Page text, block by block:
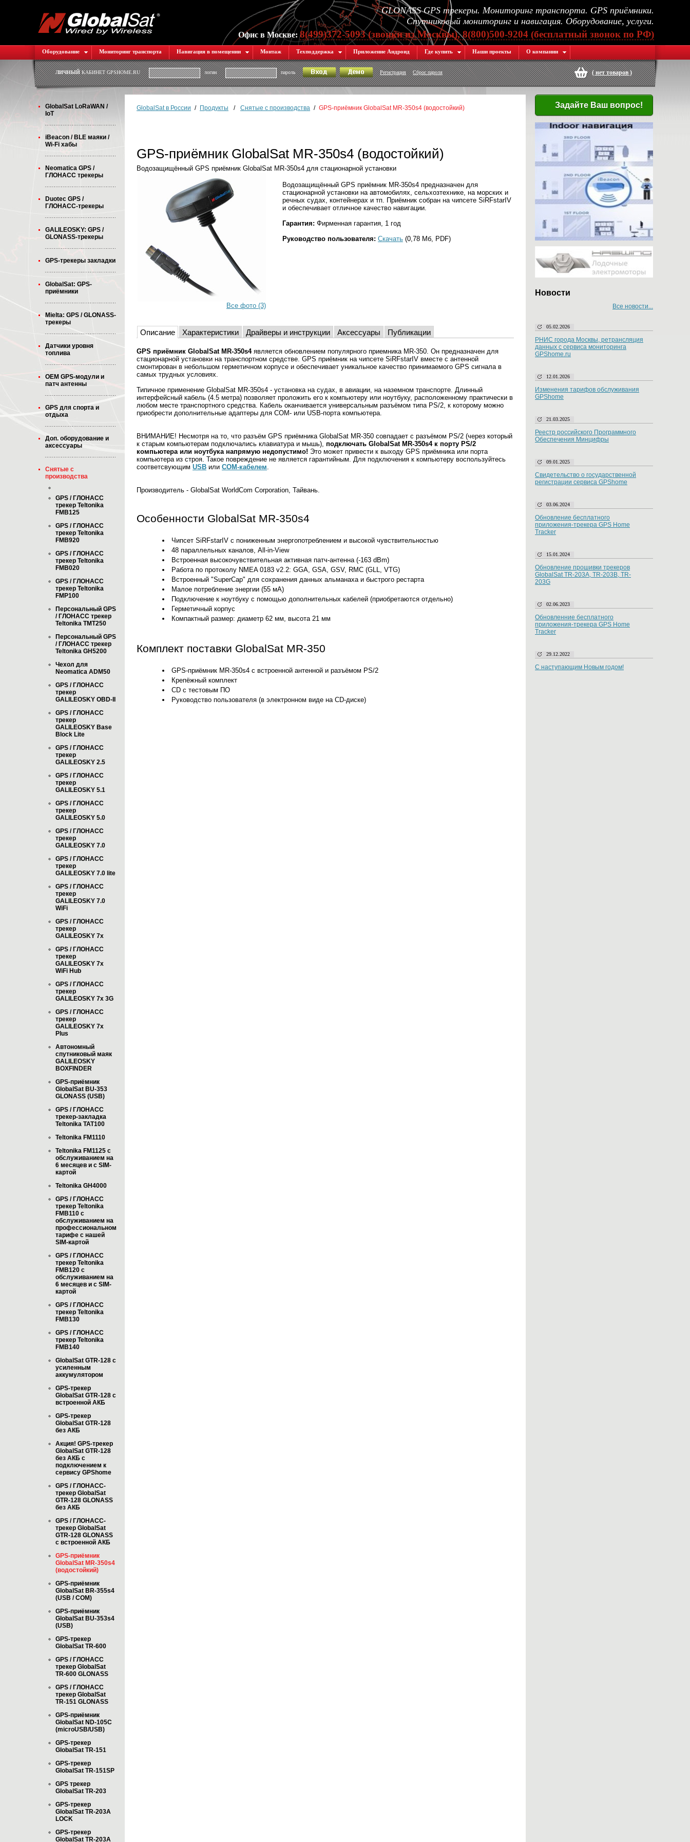
GLONASS GPS трекеры. Мониторинг транспорта. GPS приёмники.
Спутниковый мониторинг и навигация. Оборудование, услуги.
Офис в Москве:8(499)372-5093 (звонки из Москвы), 8(800)500-9204 (бесплатный звонок по РФ)
Оборудование Мониторинг транспорта Навигация в помещении Монтаж Техподдержка Приложение Андроид Где купить Наши проекты О компании
ЛИЧНЫЙКАБИНЕТ GPSHOME.RU логин пароль Регистрация Сброс пароля (нет товаров)
GlobalSat LoRaWAN /
IoT
iBeacon / BLE маяки /
Wi-Fi хабы
Neomatica GPS /
ГЛОНАСС трекеры
Duotec GPS /
ГЛОНАСС-трекеры
GALILEOSKY: GPS /
GLONASS-трекеры
GPS-трекеры закладки
GlobalSat: GPS-
приёмники
Mielta: GPS / GLONASS-
трекеры
Датчики уровня
топлива
OEM GPS-модули и
патч антенны
GPS для спорта и
отдыха
Доп. оборудование и
аксессуары
Снятые с
производства
GPS / ГЛОНАСС
трекер Teltonika
FMB125
GPS / ГЛОНАСС
трекер Teltonika
FMB920
GPS / ГЛОНАСС
трекер Teltonika
FMB020
GPS / ГЛОНАСС
трекер Teltonika
FMP100
Персональный GPS
/ ГЛОНАСС трекер
Teltonika TMT250
Персональный GPS
/ ГЛОНАСС трекер
Teltonika GH5200
Чехол для
Neomatica ADM50
GPS / ГЛОНАСС
трекер
GALILEOSKY OBD-II
GPS / ГЛОНАСС
трекер
GALILEOSKY Base
Block Lite
GPS / ГЛОНАСС
трекер
GALILEOSKY 2.5
GPS / ГЛОНАСС
трекер
GALILEOSKY 5.1
GPS / ГЛОНАСС
трекер
GALILEOSKY 5.0
GPS / ГЛОНАСС
трекер
GALILEOSKY 7.0
GPS / ГЛОНАСС
трекер
GALILEOSKY 7.0 lite
GPS / ГЛОНАСС
трекер
GALILEOSKY 7.0
WiFi
GPS / ГЛОНАСС
трекер
GALILEOSKY 7x
GPS / ГЛОНАСС
трекер
GALILEOSKY 7x
WiFi Hub
GPS / ГЛОНАСС
трекер
GALILEOSKY 7x 3G
GPS / ГЛОНАСС
трекер
GALILEOSKY 7x
Plus
Автономный
спутниковый маяк
GALILEOSKY
BOXFINDER
GPS-приёмник
GlobalSat BU-353
GLONASS (USB)
GPS / ГЛОНАСС
трекер-закладка
Teltonika TAT100
Teltonika FM1110
Teltonika FM1125 с
обслуживанием на
6 месяцев и с SIM-
картой
Teltonika GH4000
GPS / ГЛОНАСС
трекер Teltonika
FMB110 с
обслуживанием на
профессиональном
тарифе с нашей
SIM-картой
GPS / ГЛОНАСС
трекер Teltonika
FMB120 с
обслуживанием на
6 месяцев и с SIM-
картой
GPS / ГЛОНАСС
трекер Teltonika
FMB130
GPS / ГЛОНАСС
трекер Teltonika
FMB140
GlobalSat GTR-128 с
усиленным
аккумулятором
GPS-трекер
GlobalSat GTR-128 с
встроенной АКБ
GPS-трекер
GlobalSat GTR-128
без АКБ
Акция! GPS-трекер
GlobalSat GTR-128
без АКБ с
подключением к
сервису GPShome
GPS / ГЛОНАСС-
трекер GlobalSat
GTR-128 GLONASS
без АКБ
GPS / ГЛОНАСС-
трекер GlobalSat
GTR-128 GLONASS
с встроенной АКБ
GPS-приёмник
GlobalSat MR-350s4
(водостойкий)
GPS-приёмник
GlobalSat BR-355s4
(USB / COM)
GPS-приёмник
GlobalSat BU-353s4
(USB)
GPS-трекер
GlobalSat TR-600
GPS / ГЛОНАСС
трекер GlobalSat
TR-600 GLONASS
GPS / ГЛОНАСС
трекер GlobalSat
TR-151 GLONASS
GPS-приёмник
GlobalSat ND-105C
(microUSB/USB)
GPS-трекер
GlobalSat TR-151
GPS-трекер
GlobalSat TR-151SP
GPS трекер
GlobalSat TR-203
GPS-трекер
GlobalSat TR-203А
LOCK
GPS-трекер
GlobalSat TR-203А
GlobalSat в России / Продукты / Снятые с производства / GPS-приёмник GlobalSat MR-350s4 (водостойкий)
GPS-приёмник GlobalSat MR-350s4 (водостойкий)
Водозащищённый GPS приёмник GlobalSat MR-350s4 для стационарной установки
Все фото (3)
Водозащищённый GPS приёмник MR-350s4 предназначен для
стационарной установки на автомобилях, сельхозтехнике, на морских и
речных судах, контейнерах и тп. Приёмник собран на чипсете SiRFstarIV
и обеспечивает отличное качество навигации.
Гарантия: Фирменная гарантия, 1 год
Руководство пользователя: Скачать (0,78 Мб, PDF)
Описание Характеристики Драйверы и инструкции Аксессуары Публикации
GPS приёмник GlobalSat MR-350s4является обновлением популярного приемника MR-350. Он предназначен для
стационарной установки на транспортном средстве. GPS приёмник на чипсете SiRFstarIV вместе с антенной
смонтирован в небольшом герметичном корпусе и обеспечивает уникальное качество принимаемого GPS сигнала в
самых трудных условиях.
Типичное применение GlobalSat MR-350s4 - установка на судах, в авиации, на наземном транспорте. Длинный
интерфейсный кабель (4.5 метра) позволяет проложить его к компьютеру или ноутбуку, расположенному практически в
любом месте транспортного средства. Кабель оканчивается универсальным разъёмом типа PS/2, к которому можно
приобрести дополнительные адаптеры для COM- или USB-порта компьютера.
ВНИМАНИЕ! Несмотря на то, что разъём GPS приёмника GlobalSat MR-350 совпадает с разъёмом PS/2 (через который
к старым компьютерам подключались клавиатура и мышь), подключать GlobalSat MR-350s4 к порту PS/2
компьютера или ноутбука напрямую недопустимо! Это может привести к выходу GPS приёмника или порта
компьютера из строя. Такое повреждение не является гарантийным. Для подключения к компьютеру воспользуйтесь
соответсвующим USB или COM-кабелем.
Производитель - GlobalSat WorldCom Corporation, Тайвань.
Особенности GlobalSat MR-350s4
Чипсет SiRFstarIV с пониженным энергопотреблением и высокой чувствительностью
48 параллельных каналов, All-in-View
Встроенная высокочувствительная активная патч-антенна (-163 dBm)
Работа по протоколу NMEA 0183 v2.2: GGA, GSA, GSV, RMC (GLL, VTG)
Встроенный "SuperCap" для сохранения данных альманаха и быстрого рестарта
Малое потребление энергии (55 мА)
Подключение к ноутбуку с помощью дополнительных кабелей (приобретаются отдельно)
Герметичный корпус
Компактный размер: диаметр 62 мм, высота 21 мм
Комплект поставки GlobalSat MR-350
GPS-приёмник MR-350s4 с встроенной антенной и разъёмом PS/2
Крепёжный комплект
CD с тестовым ПО
Руководство пользователя (в электронном виде на CD-диске)
Задайте Ваш вопрос!
Новости
Все новости...
05.02.2026
РНИС города Москвы, ретрансляция
данных с сервиса мониторинга
GPShome.ru
12.01.2026
Изменения тарифов обслуживания
GPShome
21.03.2025
Реестр российского Программного
Обеспечения Минцифры
09.01.2025
Свидетельство о государственной
регистрации сервиса GPShome
03.06.2024
Обновление бесплатного
приложения-трекера GPS Home
Tracker
15.01.2024
Обновление прошивки трекеров
GlobalSat TR-203A, TR-203B, TR-
203G
02.06.2023
Обновленние бесплатного
приложения-трекера GPS Home
Tracker
29.12.2022
С наступающим Новым годом!